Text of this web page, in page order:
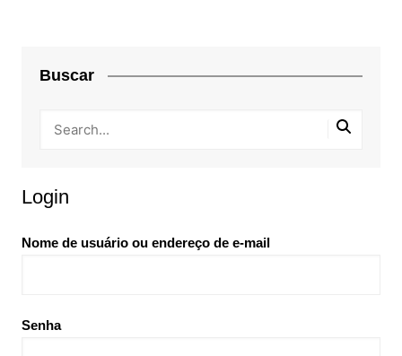
Buscar
Login
Nome de usuário ou endereço de e-mail
Senha